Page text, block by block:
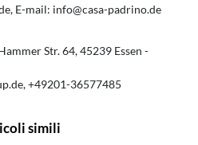
E-mail: info@casa-padrino.de
Str.64 45239 Essen
+49201-36577485
simili